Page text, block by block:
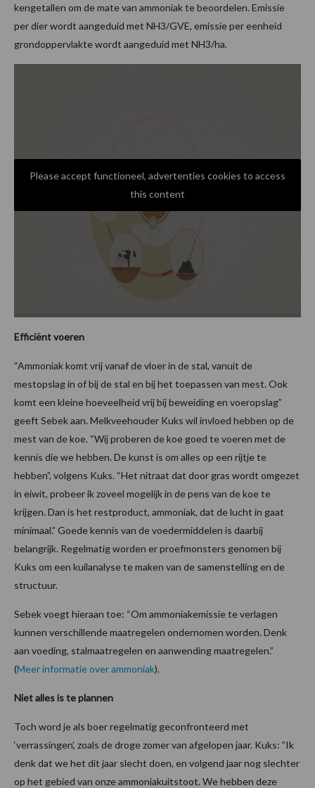
kengetallen om de mate van ammoniak te beoordelen. Emissie
per dier wordt aangeduid met NH3/GVE, emissie per eenheid
grondoppervlakte wordt aangeduid met NH3/ha.
Please accept functioneel, advertenties cookies to access
this content
Efficiënt voeren
“Ammoniak komt vrij vanaf de vloer in de stal, vanuit de
mestopslag in of bij de stal en bij het toepassen van mest. Ook
komt een kleine hoeveelheid vrij bij beweiding en voeropslag”
geeft Sebek aan. Melkveehouder Kuks wil invloed hebben op de
mest van de koe. “Wij proberen de koe goed te voeren met de
kennis die we hebben. De kunst is om alles op een rijtje te
hebben”, volgens Kuks. “Het nitraat dat door gras wordt omgezet
in eiwit, probeer ik zoveel mogelijk in de pens van de koe te
krijgen. Dan is het restproduct, ammoniak, dat de lucht in gaat
minimaal.” Goede kennis van de voedermiddelen is daarbij
belangrijk. Regelmatig worden er proefmonsters genomen bij
Kuks om een kuilanalyse te maken van de samenstelling en de
structuur.
Sebek voegt hieraan toe: “Om ammoniakemissie te verlagen
kunnen verschillende maatregelen ondernomen worden. Denk
aan voeding, stalmaatregelen en aanwending maatregelen.”
(Meer informatie over ammoniak).
Niet alles is te plannen
Toch word je als boer regelmatig geconfronteerd met
‘verrassingen’, zoals de droge zomer van afgelopen jaar. Kuks: ”Ik
denk dat we het dit jaar slecht doen, en volgend jaar nog slechter
op het gebied van onze ammoniakuitstoot. We hebben deze